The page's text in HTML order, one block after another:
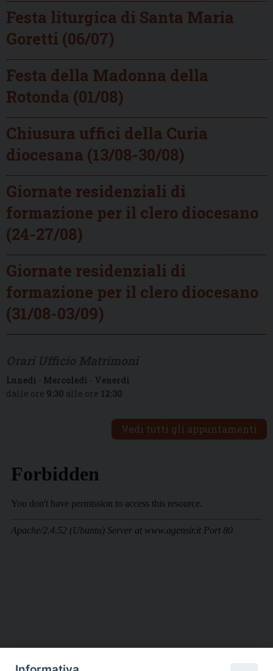
Festa liturgica di Santa Maria
Goretti (06/07)
Festa della Madonna della
Rotonda (01/08)
Chiusura uffici della Curia
diocesana (13/08-30/08)
Giornate residenziali di
formazione per il clero diocesano
(24-27/08)
Giornate residenziali di
formazione per il clero diocesano
(31/08-03/09)
Lunedì - Mercoledì - Venerdì
dalle ore 9:30 alle ore 12:30
Vedi tutti gli appuntamenti